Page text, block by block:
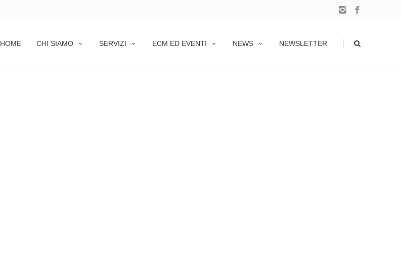
HOME CHI SIAMO SERVIZI ECM ED EVENTI NEWS NEWSLETTER